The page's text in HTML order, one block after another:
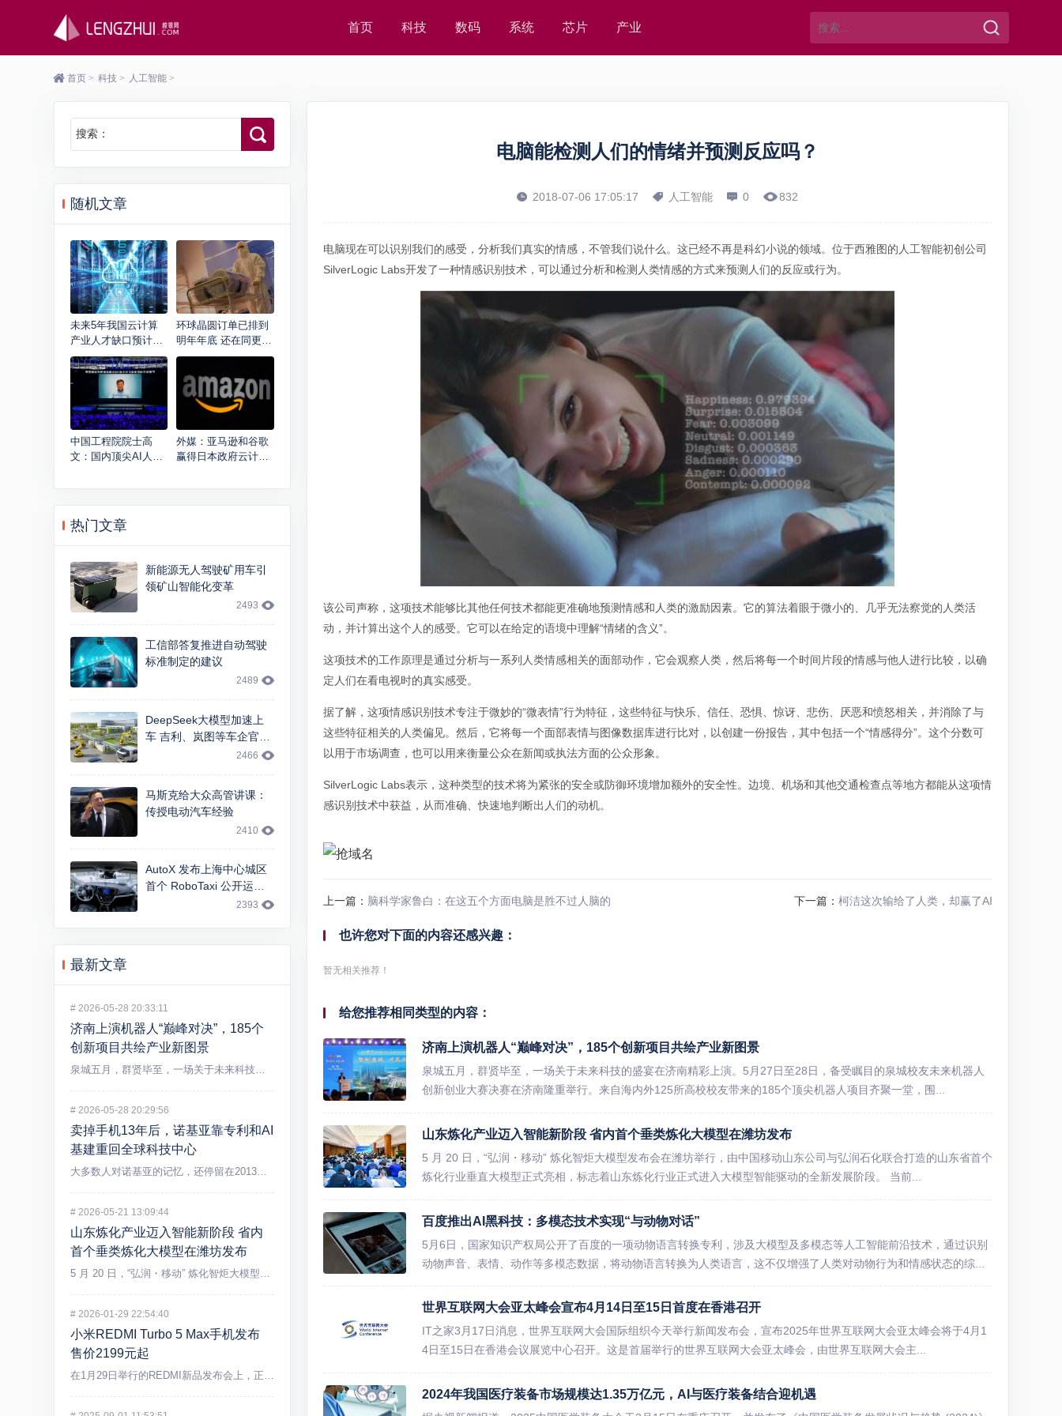
首页 科技 数码 系统 芯片 产业
首页 > 科技 > 人工智能 >
搜索：
随机文章
未来5年我国云计算
产业人才缺口预计达
150万
环球晶圆订单已排到
明年年底 还在同更多
客户洽谈长期合同
中国工程院院士高
文：国内顶尖AI人才
源开放是生态建设关
外媒：亚马逊和谷歌
赢得日本政府云计算
热门文章
新能源无人驾驶矿用车引
领矿山智能化变革
2493
工信部答复推进自动驾驶
标准制定的建议
2489
DeepSeek大模型加速上
车 吉利、岚图等车企官宣
2466
马斯克给大众高管讲课：
传授电动汽车经验
2410
AutoX 发布上海中心城区
首个 RoboTaxi 公开运
营，基于 FCA 大捷龙车型
2393
最新文章
# 2026-05-28 20:33:11
济南上演机器人“巅峰对决”，185个
创新项目共绘产业新图景
泉城五月，群贤毕至，一场关于未来科技的盛宴在济南精彩上演。5...
# 2026-05-28 20:29:56
卖掉手机13年后，诺基亚靠专利和AI
基建重回全球科技中心
大多数人对诺基亚的记忆，还停留在2013年出售手机业务后逐渐...
# 2026-05-21 13:09:44
山东炼化产业迈入智能新阶段 省内
首个垂类炼化大模型在潍坊发布
5 月 20 日，“弘润・移动” 炼化智炬大模型发布会在潍坊...
# 2026-01-29 22:54:40
小米REDMI Turbo 5 Max手机发布
售价2199元起
在1月29日举行的REDMI新品发布会上，正式发布REDMI...
电脑能检测人们的情绪并预测反应吗？
2018-07-06 17:05:17 人工智能 0 832
电脑现在可以识别我们的感受，分析我们真实的情感，不管我们说什么。这已经不再是科幻小说的领域。位于西雅图的人工智能初创公司
SilverLogic Labs开发了一种情感识别技术，可以通过分析和检测人类情感的方式来预测人们的反应或行为。
该公司声称，这项技术能够比其他任何技术都能更准确地预测情感和人类的激励因素。它的算法着眼于微小的、几乎无法察觉的人类活
动，并计算出这个人的感受。它可以在给定的语境中理解“情绪的含义”。
这项技术的工作原理是通过分析与一系列人类情感相关的面部动作，它会观察人类，然后将每一个时间片段的情感与他人进行比较，以确
定人们在看电视时的真实感受。
据了解，这项情感识别技术专注于微妙的“微表情”行为特征，这些特征与快乐、信任、恐惧、惊讶、悲伤、厌恶和愤怒相关，并消除了与
这些特征相关的人类偏见。然后，它将每一个面部表情与图像数据库进行比对，以创建一份报告，其中包括一个“情感得分”。这个分数可
以用于市场调查，也可以用来衡量公众在新闻或执法方面的公众形象。
SilverLogic Labs表示，这种类型的技术将为紧张的安全或防御环境增加额外的安全性。边境、机场和其他交通检查点等地方都能从这项情
感识别技术中获益，从而准确、快速地判断出人们的动机。
上一篇： 脑科学家鲁白：在这五个方面电脑是胜不过人脑的 下一篇： 柯洁这次输给了人类，却赢了AI
也许您对下面的内容还感兴趣：
暂无相关推荐！
给您推荐相同类型的内容：
济南上演机器人“巅峰对决”，185个创新项目共绘产业新图景
泉城五月，群贤毕至，一场关于未来科技的盛宴在济南精彩上演。5月27日至28日，备受瞩目的泉城校友未来机器人
创新创业大赛决赛在济南隆重举行。来自海内外125所高校校友带来的185个顶尖机器人项目齐聚一堂，围...
山东炼化产业迈入智能新阶段 省内首个垂类炼化大模型在潍坊发布
5 月 20 日，“弘润・移动” 炼化智炬大模型发布会在潍坊举行，由中国移动山东公司与弘润石化联合打造的山东省首个
炼化行业垂直大模型正式亮相，标志着山东炼化行业正式进入大模型智能驱动的全新发展阶段。 当前...
百度推出AI黑科技：多模态技术实现“与动物对话”
5月6日，国家知识产权局公开了百度的一项动物语言转换专利，涉及大模型及多模态等人工智能前沿技术，通过识别
动物声音、表情、动作等多模态数据，将动物语言转换为人类语言，这不仅增强了人类对动物行为和情感状态的综...
世界互联网大会亚太峰会宣布4月14日至15日首度在香港召开
IT之家3月17日消息，世界互联网大会国际组织今天举行新闻发布会，宣布2025年世界互联网大会亚太峰会将于4月1
4日至15日在香港会议展览中心召开。这是首届举行的世界互联网大会亚太峰会，由世界互联网大会主...
2024年我国医疗装备市场规模达1.35万亿元，AI与医疗装备结合迎机遇